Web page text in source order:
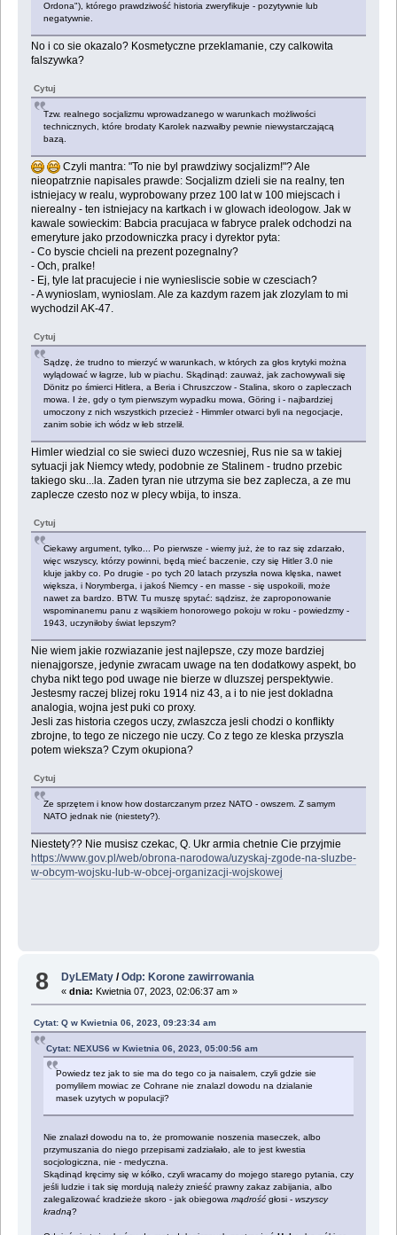
Ordona"), którego prawdziwość historia zweryfikuje - pozytywnie lub
negatywnie.
No i co sie okazalo? Kosmetyczne przeklamanie, czy calkowita
falszywka?
Cytuj
Tzw. realnego socjalizmu wprowadzanego w warunkach możliwości
technicznych, które brodaty Karolek nazwałby pewnie niewystarczającą
bazą.
Czyli mantra: "To nie byl prawdziwy socjalizm!"? Ale
nieopatrznie napisales prawde: Socjalizm dzieli sie na realny, ten
istniejacy w realu, wyprobowany przez 100 lat w 100 miejscach i
nierealny - ten istniejacy na kartkach i w glowach ideologow. Jak w
kawale sowieckim: Babcia pracujaca w fabryce pralek odchodzi na
emeryture jako przodowniczka pracy i dyrektor pyta:
- Co byscie chcieli na prezent pozegnalny?
- Och, pralke!
- Ej, tyle lat pracujecie i nie wyniesliscie sobie w czesciach?
- A wynioslam, wynioslam. Ale za kazdym razem jak zlozylam to mi
wychodzil AK-47.
Cytuj
Sądzę, że trudno to mierzyć w warunkach, w których za głos krytyki można
wylądować w łagrze, lub w piachu. Skądinąd: zauważ, jak zachowywali się
Dönitz po śmierci Hitlera, a Beria i Chruszczow - Stalina, skoro o zapleczach
mowa. I że, gdy o tym pierwszym wypadku mowa, Göring i - najbardziej
umoczony z nich wszystkich przecież - Himmler otwarci byli na negocjacje,
zanim sobie ich wódz w łeb strzelił.
Himler wiedzial co sie swieci duzo wczesniej, Rus nie sa w takiej
sytuacji jak Niemcy wtedy, podobnie ze Stalinem - trudno przebic
takiego sku...la. Zaden tyran nie utrzyma sie bez zaplecza, a ze mu
zaplecze czesto noz w plecy wbija, to insza.
Cytuj
Ciekawy argument, tylko... Po pierwsze - wiemy już, że to raz się zdarzało,
więc wszyscy, którzy powinni, będą mieć baczenie, czy się Hitler 3.0 nie
kluje jakby co. Po drugie - po tych 20 latach przyszła nowa klęska, nawet
większa, i Norymberga, i jakoś Niemcy - en masse - się uspokoili, może
nawet za bardzo. BTW. Tu muszę spytać: sądzisz, że zaproponowanie
wspominanemu panu z wąsikiem honorowego pokoju w roku - powiedzmy -
1943, uczyniłoby świat lepszym?
Nie wiem jakie rozwiazanie jest najlepsze, czy moze bardziej
nienajgorsze, jedynie zwracam uwage na ten dodatkowy aspekt, bo
chyba nikt tego pod uwage nie bierze w dluzszej perspektywie.
Jestesmy raczej blizej roku 1914 niz 43, a i to nie jest dokladna
analogia, wojna jest puki co proxy.
Jesli zas historia czegos uczy, zwlaszcza jesli chodzi o konflikty
zbrojne, to tego ze niczego nie uczy. Co z tego ze kleska przyszla
potem wieksza? Czym okupiona?
Cytuj
Ze sprzętem i know how dostarczanym przez NATO - owszem. Z samym
NATO jednak nie (niestety?).
Niestety?? Nie musisz czekac, Q. Ukr armia chetnie Cie przyjmie
https://www.gov.pl/web/obrona-narodowa/uzyskaj-zgode-na-sluzbe-
w-obcym-wojsku-lub-w-obcej-organizacji-wojskowej
8 DyLEMaty /Odp: Korone zawirrowania
«dnia: Kwietnia 07, 2023, 02:06:37 am »
Cytat: Q w Kwietnia 06, 2023, 09:23:34 am
Cytat: NEXUS6 w Kwietnia 06, 2023, 05:00:56 am
Powiedz tez jak to sie ma do tego co ja naisalem, czyli gdzie sie
pomylilem mowiac ze Cohrane nie znalazl dowodu na dzialanie
masek uzytych w populacji?
Nie znalazł dowodu na to, że promowanie noszenia maseczek, albo
przymuszania do niego przepisami zadziałało, ale to jest kwestia
socjologiczna, nie - medyczna.
Skądinąd kręcimy się w kółko, czyli wracamy do mojego starego pytania, czy
jeśli ludzie i tak się mordują należy znieść prawny zakaz zabijania, albo
zalegalizować kradzieże skoro - jak obiegowa mądrośćgłosi - wszyscy
kradną?